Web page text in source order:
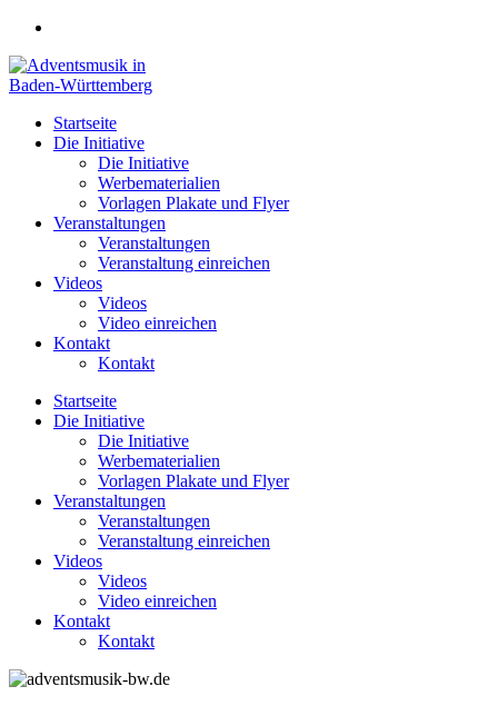
Zum
springen
Startseite
Die Initiative
Die Initiative
Werbematerialien
Vorlagen Plakate und Flyer
Veranstaltungen
Veranstaltungen
Veranstaltung einreichen
Videos
Videos
Video einreichen
Kontakt
Kontakt
Startseite
Die Initiative
Die Initiative
Werbematerialien
Vorlagen Plakate und Flyer
Veranstaltungen
Veranstaltungen
Veranstaltung einreichen
Videos
Videos
Video einreichen
Kontakt
Kontakt